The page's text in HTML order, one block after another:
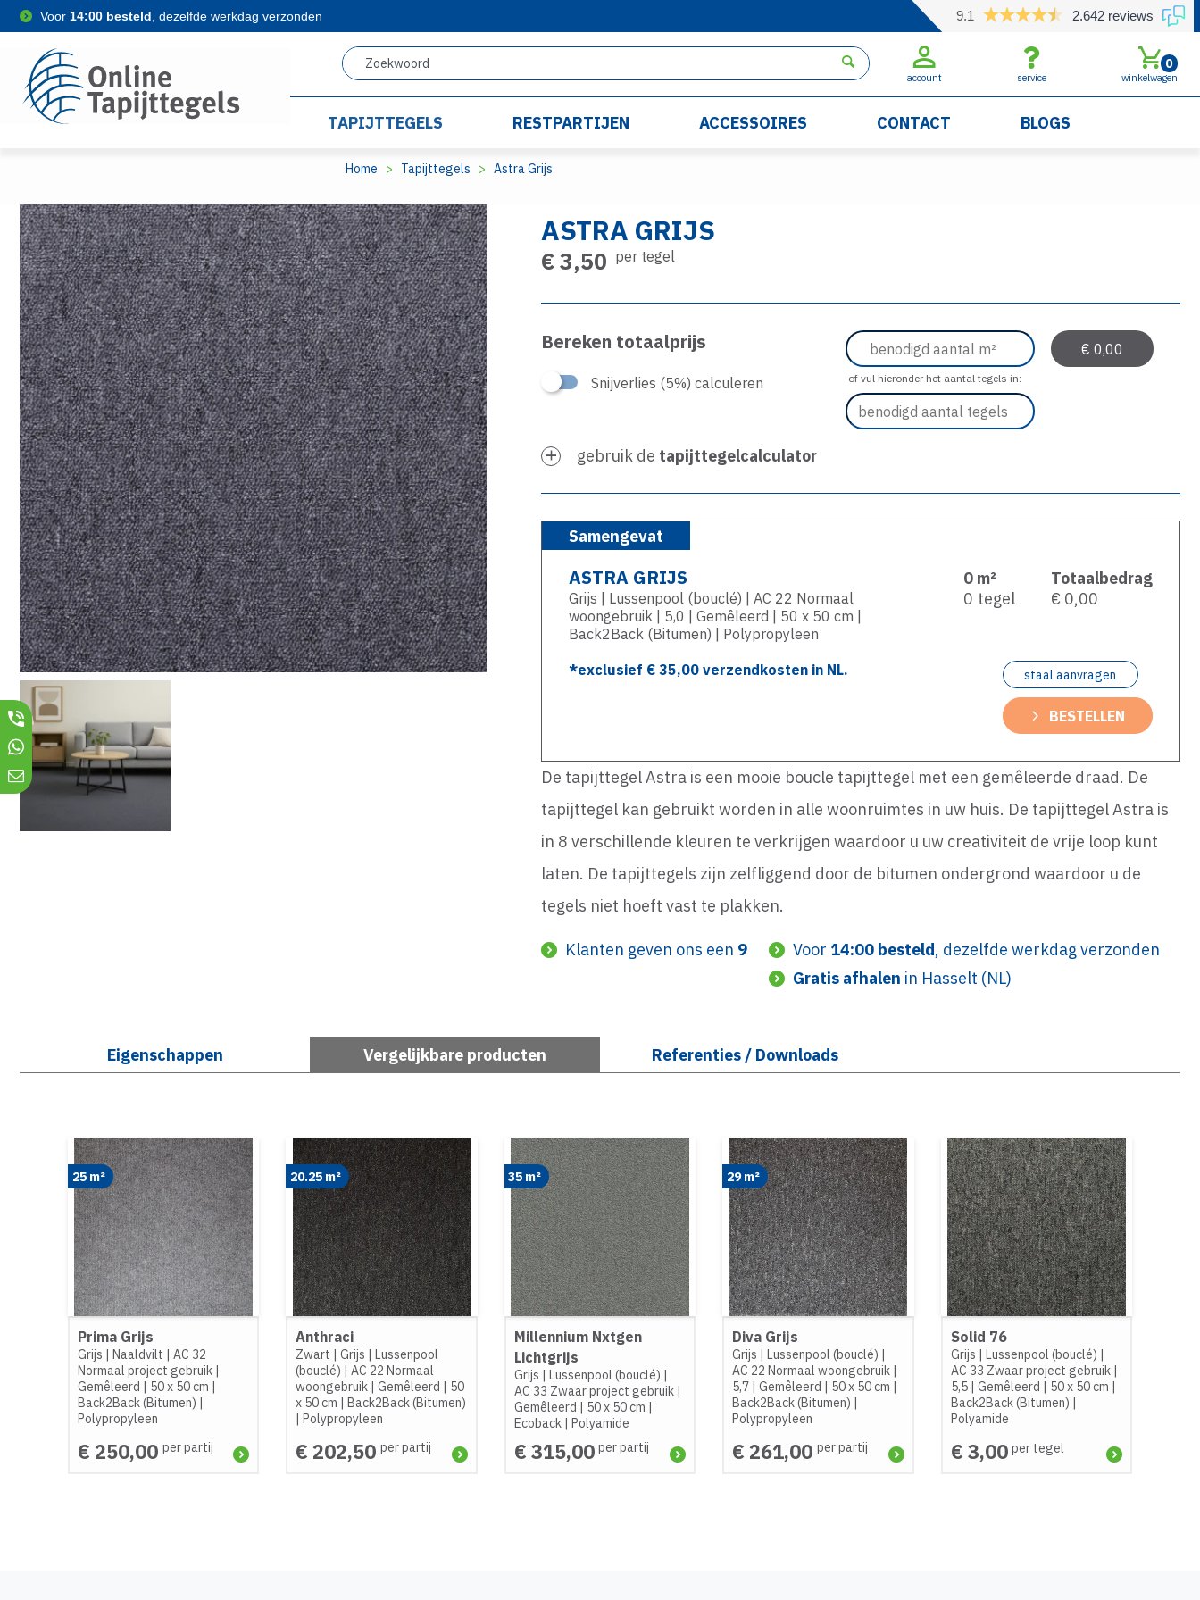
Voor 14:00 besteld , dezelfde werkdag verzonden 9.1 2.642 reviews
account service winkelwagen
0
TAPIJTTEGELS RESTPARTIJEN ACCESSOIRES CONTACT BLOGS
Home Tapijttegels Astra Grijs
ASTRA GRIJS
€ 3,50 per tegel
Bereken totaalprijs
Snijverlies (5%) calculeren of vul hieronder het aantal tegels in:
gebruik de tapijttegelcalculator
Samengevat
ASTRA GRIJS
Grijs | Lussenpool (bouclé) | AC 22 Normaal
woongebruik | 5,0 | Gemêleerd | 50 x 50 cm |
Back2Back (Bitumen) | Polypropyleen
0 m²
0 tegel
Totaalbedrag
€ 0,00
*exclusief €35,00 verzendkosten in NL. staal aanvragen
BESTELLEN
De tapijttegel Astra is een mooie boucle tapijttegel met een gemêleerde draad. De
tapijttegel kan gebruikt worden in alle woonruimtes in uw huis. De tapijttegel Astra is
in 8 verschillende kleuren te verkrijgen waardoor u uw creativiteit de vrije loop kunt
laten. De tapijttegels zijn zelfliggend door de bitumen ondergrond waardoor u de
tegels niet hoeft vast te plakken.
Klanten geven ons een 9 Voor 14:00 besteld, dezelfde werkdag verzonden
Gratis afhalen in Hasselt (NL)
Eigenschappen Vergelijkbare producten Referenties / Downloads
25 m²
Prima Grijs
Grijs | Naaldvilt | AC 32
Normaal project gebruik |
Gemêleerd | 50 x 50 cm |
Back2Back (Bitumen) |
Polypropyleen
€ 250,00 per partij
20.25 m²
Anthraci
Zwart |Grijs |Lussenpool
(bouclé) |AC 22 Normaal
woongebruik |Gemêleerd | 50
x 50 cm |Back2Back (Bitumen)
|Polypropyleen
€ 202,50 per partij
35 m²
Millennium Nxtgen
Lichtgrijs
Grijs | Lussenpool (bouclé) |
AC 33 Zwaar project gebruik|
Gemêleerd | 50 x 50 cm |
Ecoback| Polyamide
€ 315,00 per partij
29 m²
Diva Grijs
Grijs |Lussenpool (bouclé) |
AC 22 Normaal woongebruik |
5,7 |Gemêleerd | 50 x 50 cm |
Back2Back (Bitumen) |
Polypropyleen
€ 261,00 per partij
Solid 76
Grijs | Lussenpool (bouclé) |
AC 33 Zwaar project gebruik|
5,5| Gemêleerd | 50 x 50 cm |
Back2Back (Bitumen) |
Polyamide
€ 3,00 per tegel